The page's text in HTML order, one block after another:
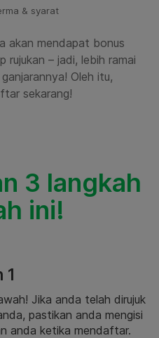
& syarat
akan mendapat bonus
rujukan – jadi, lebih ramai
Oleh itu,
sekarang!
3 langkah
ini!
1
Jika anda telah dirujuk
pastikan anda mengisi
anda ketika mendaftar.